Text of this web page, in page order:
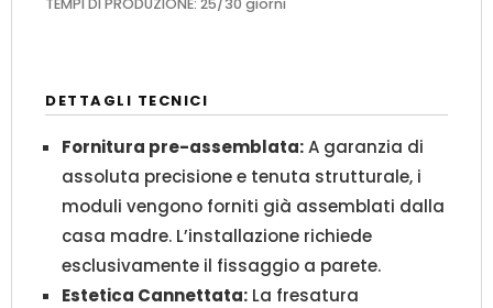
DETTAGLI TECNICI
Fornitura pre-assemblata:A garanzia di
assoluta precisione e tenuta strutturale, i
moduli vengono forniti già assemblati dalla
casa madre. L’installazione richiede
esclusivamente il fissaggio a parete.
Estetica Cannettata: La fresatura